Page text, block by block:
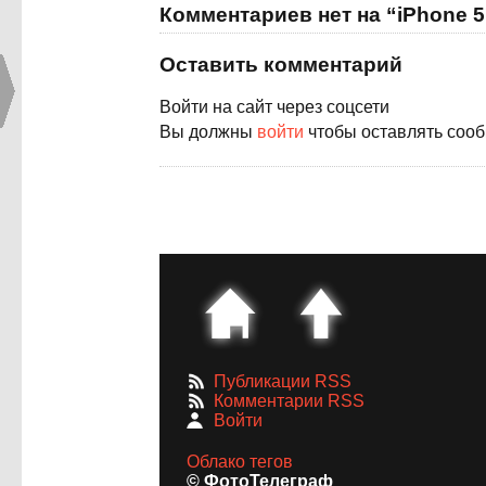
Комментариев нет на “iPhone
Оставить комментарий
Войти на сайт через соцсети
Вы должны войти чтобы оставлять
Публикации RSS
Комментарии RSS
Войти
Облако тегов
© ФотоТелеграф